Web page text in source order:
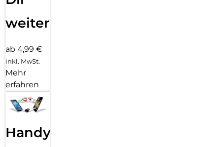
weiter
ab 4,99 €
inkl. MwSt.
Mehr
erfahren
Handy